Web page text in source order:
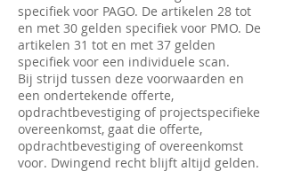
specifiek voor PAGO. De artikelen 28 tot
en met 30 gelden specifiek voor PMO. De
artikelen 31 tot en met 37 gelden
specifiek voor een individuele scan.
Bij strijd tussen deze voorwaarden en
een ondertekende offerte,
opdrachtbevestiging of projectspecifieke
overeenkomst, gaat die offerte,
opdrachtbevestiging of overeenkomst
voor. Dwingend recht blijft altijd gelden.